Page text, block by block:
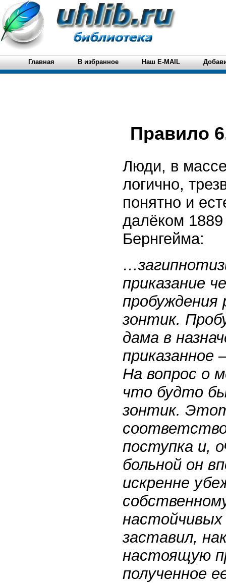
Главная В избранное Наш E-MAIL
Правило
Люди, в
логично,
понятно и
далёком 1889
Бернгейма:
приказание
зонтик.
дама в
приказанное
На вопрос о
что будто
зонтик.
поступка и,
больной он
искренне
настойчивых
заставил,
настоящую
полученное